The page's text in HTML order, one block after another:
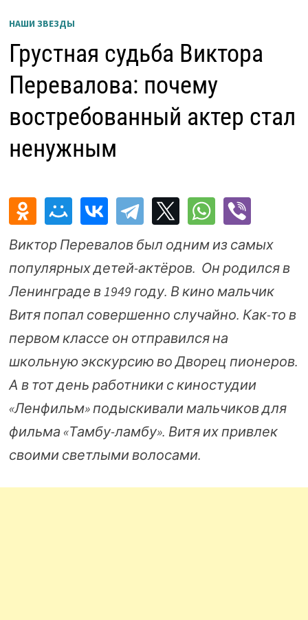
НАШИ ЗВЕЗДЫ
Грустная судьба Виктора
Перевалова: почему
востребованный актер стал
ненужным
Виктор Перевалов был одним из самых
популярных детей-актёров. Он родился в
Ленинграде в 1949 году. В кино мальчик
Витя попал совершенно случайно. Как-то в
первом классе он отправился на
школьную экскурсию во Дворец пионеров.
А в тот день работники с киностудии
«Ленфильм» подыскивали мальчиков для
фильма «Тамбу-ламбу». Витя их привлек
своими светлыми волосами.